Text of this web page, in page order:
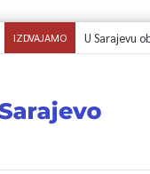
IZDVAJAMO